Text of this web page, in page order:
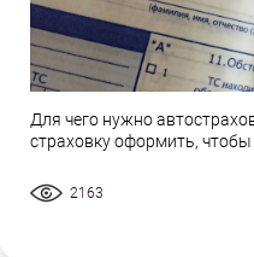
Для чего нужно
страховку оформить,
2163